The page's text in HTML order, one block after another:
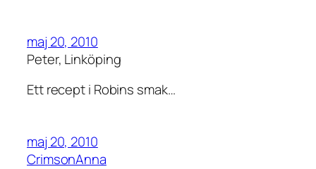
maj 20, 2010
Peter, Linköping
Ett recept i Robins smak…
maj 20, 2010
CrimsonAnna